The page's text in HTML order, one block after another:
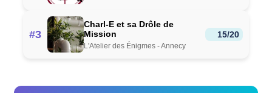
#3
Charl-E et sa Drôle de
Mission
L'Atelier des Énigmes - Annecy
15/20